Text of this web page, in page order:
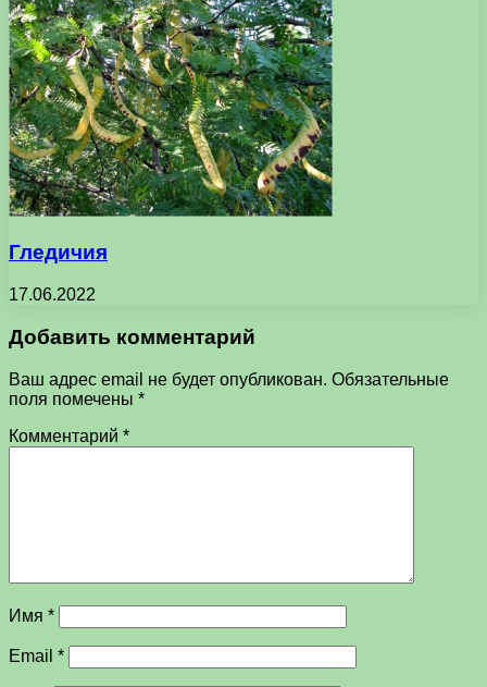
Гледичия
17.06.2022
Добавить комментарий
Ваш адрес email не будет опубликован. Обязательные
поля помечены *
Комментарий *
Имя *
Email *